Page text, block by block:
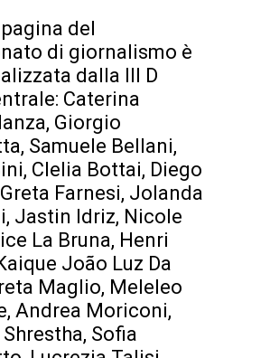
pagina del
di giornalismo è
dalla III D
Caterina
Giorgio
Samuele Bellani,
Clelia Bottai, Diego
Farnesi, Jolanda
Jastin Idriz, Nicole
La Bruna, Henri
João Luz Da
Maglio, Meleleo
Andrea Moriconi,
Sofia